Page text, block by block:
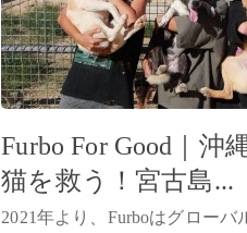
Furbo For Good｜沖
猫を救う！宮古島...
2021年より、Furboはグローバ